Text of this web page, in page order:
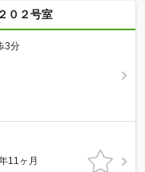
０２号室
3分
11ヶ月